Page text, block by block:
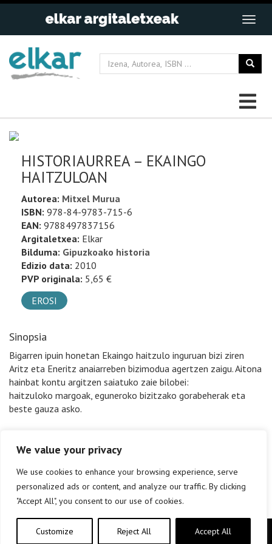
We value your privacy
We use cookies to enhance your browsing experience, serve
personalized ads or content, and analyze our traffic. By clicking
"Accept All", you consent to our use of cookies.
Customize Reject All Accept All
HISTORIAURREA – EKAINGO
HAITZULOAN
Autorea: Mitxel Murua
ISBN: 978-84-9783-715-6
EAN: 9788497837156
Argitaletxea: Elkar
Bilduma: Gipuzkoako historia
Edizio data: 2010
PVP originala: 5,65 €
EROSI
Sinopsia
Bigarren ipuin honetan Ekaingo haitzulo inguruan bizi ziren
Aritz eta Eneritz anaiarreben bizimodua agertzen zaigu. Aitona
hainbat kontu argitzen saiatuko zaie bilobei:
haitzuloko margoak, eguneroko bizitzako gorabeherak eta
beste gauza asko.
Copyright © elkar Argitaletxeak 2019